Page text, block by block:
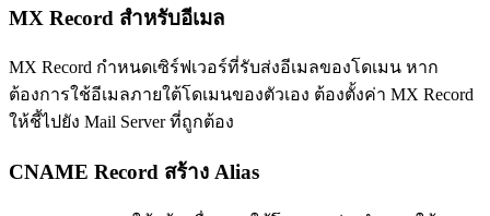
MX Record สำหรับอีเมล
MX Record กำหนดเซิร์ฟเวอร์ที่รับส่งอีเมลของโดเมน หาก
ต้องการใช้อีเมลภายใต้โดเมนของตัวเอง ต้องตั้งค่า MX Record
ให้ชี้ไปยัง Mail Server ที่ถูกต้อง
CNAME Record สร้าง Alias